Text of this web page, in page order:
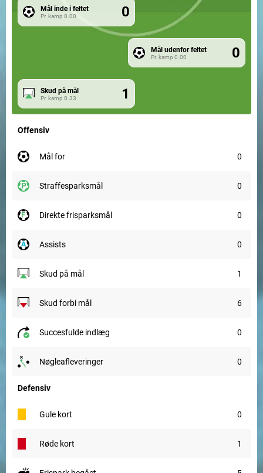
Mål inde i feltet
Pr. kamp 0.00 0
Mål udenfor feltet
Pr. kamp 0.00 0
Skud på mål
Pr. kamp 0.33 1
Offensiv
mål for 0
straffesparksmål 0
direkte frisparksmål 0
assists 0
skud på mål 1
skud forbi mål 6
succesfulde indlæg 0
nøgleafleveringer 0
Defensiv
gule kort 0
røde kort 1